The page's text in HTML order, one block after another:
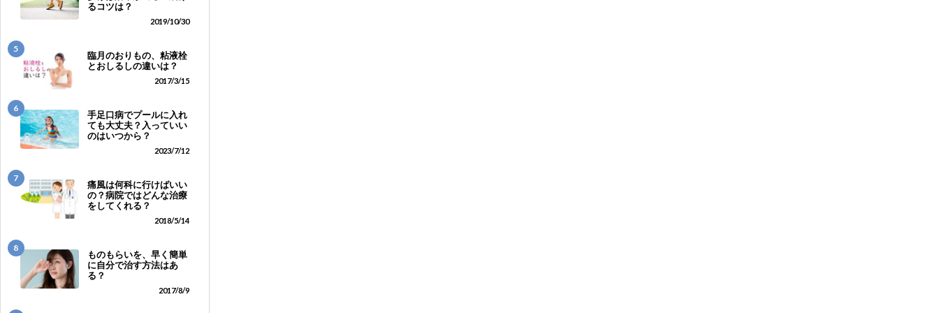
るコツは？
2019/10/30
5
臨月のおりもの、粘液栓
とおしるしの違いは？
2017/3/15
6
手足口病でプールに入れ
ても大丈夫？入っていい
のはいつから？
2023/7/12
7
痛風は何科に行けばいい
の？病院ではどんな治療
をしてくれる？
2018/5/14
8
ものもらいを、早く簡単
に自分で治す方法はあ
る？
2017/8/9